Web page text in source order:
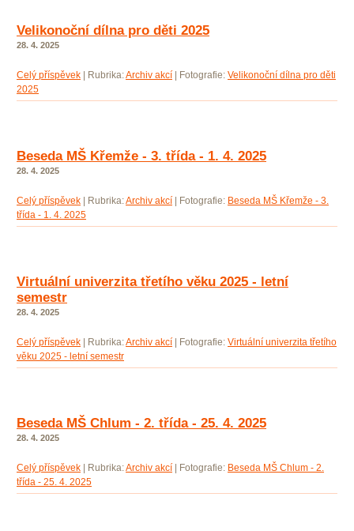
Velikonoční dílna pro děti 2025
28. 4. 2025
Celý příspěvek Rubrika:Archiv akcí Fotografie: Velikonoční dílna pro děti
2025
Beseda MŠ Křemže - 3. třída - 1. 4. 2025
28. 4. 2025
Celý příspěvek Rubrika:Archiv akcí Fotografie: Beseda MŠ Křemže - 3.
třída - 1. 4. 2025
Virtuální univerzita třetího věku 2025 - letní
semestr
28. 4. 2025
Celý příspěvek Rubrika:Archiv akcí Fotografie: Virtuální univerzita třetího
věku 2025 - letní semestr
Beseda MŠ Chlum - 2. třída - 25. 4. 2025
28. 4. 2025
Celý příspěvek Rubrika:Archiv akcí Fotografie: Beseda MŠ Chlum - 2.
třída - 25. 4. 2025